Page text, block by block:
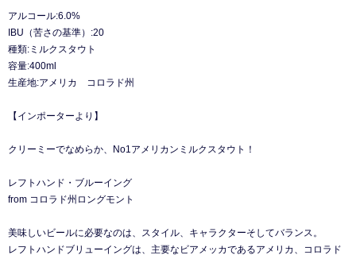
アルコール:6.0%
IBU（苦さの基準）:20
種類:ミルクスタウト
容量:400ml
生産地:アメリカ コロラド州
【インポーターより】
クリーミーでなめらか、No1アメリカンミルクスタウト！
レフトハンド・ブルーイング
from コロラド州ロングモント
美味しいビールに必要なのは、スタイル、キャラクターそしてバランス。
レフトハンドブリューイングは、主要なビアメッカであるアメリカ、コロラド